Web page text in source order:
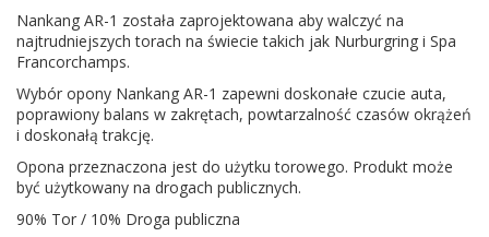
Nankang AR-1 została zaprojektowana aby walczyć na
najtrudniejszych torach na świecie takich jak Nurburgring i Spa
Francorchamps.
Wybór opony Nankang AR-1 zapewni doskonałe czucie auta,
poprawiony balans w zakrętach, powtarzalność czasów okrążeń
i doskonałą trakcję.
Opona przeznaczona jest do użytku torowego. Produkt może
być użytkowany na drogach publicznych.
90% Tor / 10% Droga publiczna